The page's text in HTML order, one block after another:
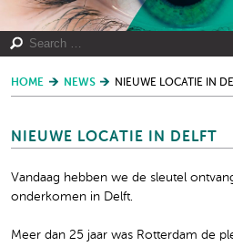
HOME NEWS NIEUWE LOCATIE IN
NIEUWE LOCATIE IN DELFT
Vandaag hebben we de sleutel
onderkomen in Delft.
Meer dan 25 jaar was Rotterdam de